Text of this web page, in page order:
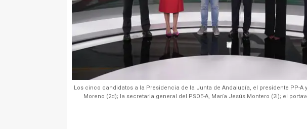
Los cinco candidatos a la Presidencia de la Junta de Andalucía, el presidente PP-
Moreno (2d); la secretaria general del PSOE-A, María Jesús Montero (2i); el